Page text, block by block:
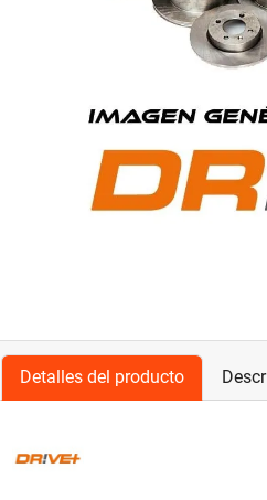
Detalles del producto